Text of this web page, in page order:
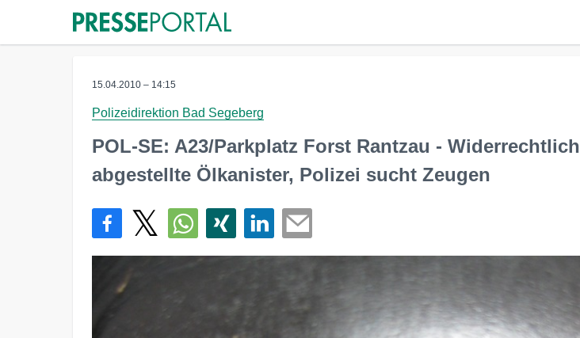
15.04.2010 – 14:15
Polizeidirektion Bad Segeberg
POL-SE: A23/Parkplatz Forst Rantzau - Widerrechtlich
abgestellte Ölkanister, Polizei sucht Zeugen